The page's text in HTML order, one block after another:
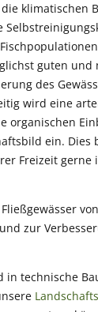
klimatischen
guten
des
wird eine
organischen
ein.
Freizeit
zur
technische